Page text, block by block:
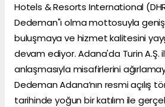
Hotels & Resorts International
Dedeman"ı olma mottosuyla
buluşmaya ve hizmet kalitesini
devam ediyor. Adana'da Turin A.Ş.
anlaşmasıyla misafirlerini
Dedeman Adana’nın resmi açılış
tarihinde yoğun bir katılım ile